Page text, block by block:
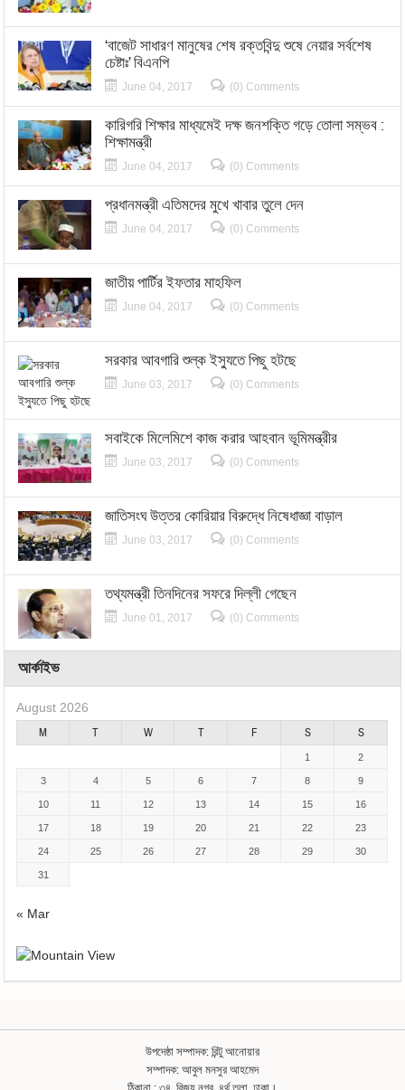
‘বাজেট সাধারণ মানুষের শেষ রক্তবিন্দু শুষে নেয়ার সর্বশেষ
চেষ্টাঃ’ বিএনপি
June 04, 2017 (0) Comments
কারিগরি শিক্ষার মাধ্যমেই দক্ষ জনশক্তি গড়ে তোলা সম্ভব :
শিক্ষামন্ত্রী
June 04, 2017 (0) Comments
প্রধানমন্ত্রী এতিমদের মুখে খাবার তুলে দেন
June 04, 2017 (0) Comments
জাতীয় পার্টির ইফতার মাহফিল
June 04, 2017 (0) Comments
সরকার আবগারি শুল্ক ইস্যুতে পিছু হটছে
June 03, 2017 (0) Comments
সবাইকে মিলেমিশে কাজ করার আহবান ভূমিমন্ত্রীর
June 03, 2017 (0) Comments
জাতিসংঘ উত্তর কোরিয়ার বিরুদ্ধে নিষেধাজ্ঞা বাড়াল
June 03, 2017 (0) Comments
তথ্যমন্ত্রী তিনদিনের সফরে দিল্লী গেছেন
June 01, 2017 (0) Comments
আর্কাইভ
August 2026
M
T W T F S S
1 2
3 4 5 6 7 8 9
10 11 12 13 14 15 16
17 18 19 20 21 22 23
24 25 26 27 28 29 30
31
« Mar
উপদেষ্ঠা সম্পাদক: রিন্টু আনোয়ার
সম্পাদক: আবুল মনসুর আহমেদ